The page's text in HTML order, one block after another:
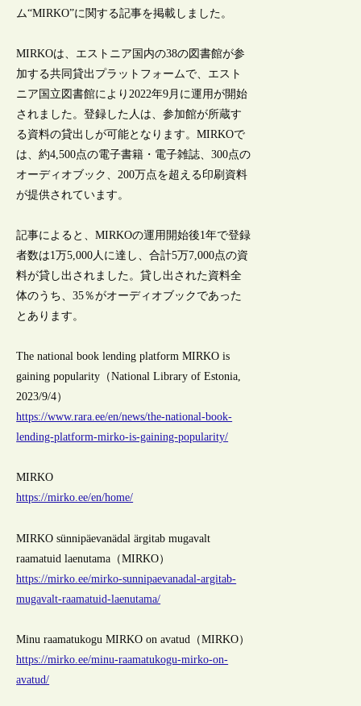
ム“MIRKO”に関する記事を掲載しました。
MIRKOは、エストニア国内の38の図書館が参
加する共同貸出プラットフォームで、エスト
ニア国立図書館により2022年9月に運用が開始
されました。登録した人は、参加館が所蔵す
る資料の貸出しが可能となります。MIRKOで
は、約4,500点の電子書籍・電子雑誌、300点の
オーディオブック、200万点を超える印刷資料
が提供されています。
記事によると、MIRKOの運用開始後1年で登録
者数は1万5,000人に達し、合計5万7,000点の資
料が貸し出されました。貸し出された資料全
体のうち、35％がオーディオブックであった
とあります。
The national book lending platform MIRKO is
gaining popularity（National Library of Estonia,
2023/9/4）
https://www.rara.ee/en/news/the-national-book-
lending-platform-mirko-is-gaining-popularity/
MIRKO
https://mirko.ee/en/home/
MIRKO sünnipäevanädal ärgitab mugavalt
raamatuid laenutama（MIRKO）
https://mirko.ee/mirko-sunnipaevanadal-argitab-
mugavalt-raamatuid-laenutama/
Minu raamatukogu MIRKO on avatud（MIRKO）
https://mirko.ee/minu-raamatukogu-mirko-on-
avatud/